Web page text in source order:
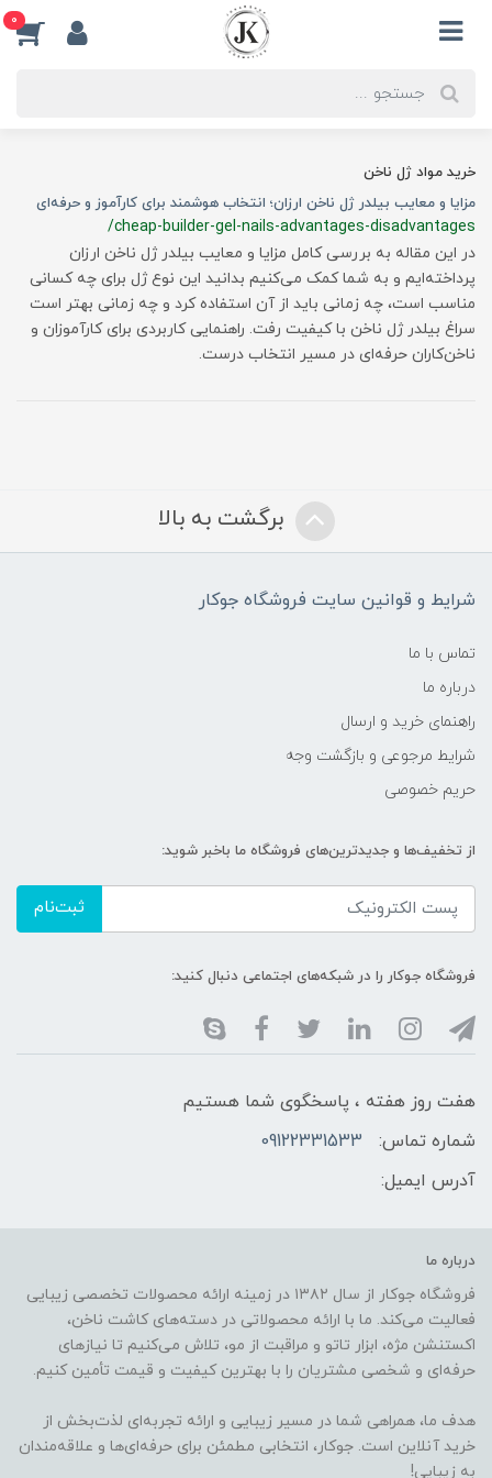
0
خرید مواد ژل ناخن
مزایا و معایب بیلدر ژل ناخن ارزان؛ انتخاب هوشمند برای کارآموز و حرفه‌ای
/cheap-builder-gel-nails-advantages-disadvantages
در این مقاله به بررسی کامل مزایا و معایب بیلدر ژل ناخن ارزان
پرداخته‌ایم و به شما کمک می‌کنیم بدانید این نوع ژل برای چه کسانی
مناسب است، چه زمانی باید از آن استفاده کرد و چه زمانی بهتر است
سراغ بیلدر ژل ناخن با کیفیت رفت. راهنمایی کاربردی برای کارآموزان و
ناخن‌کاران حرفه‌ای در مسیر انتخاب درست.
برگشت به بالا
شرایط و قوانین سایت فروشگاه جوکار
تماس با ما
درباره ما
راهنمای خرید و ارسال
شرایط مرجوعی و بازگشت وجه
حریم خصوصی
از تخفیف‌ها و جدیدترین‌های فروشگاه ما باخبر شوید:
ثبت‌نام
فروشگاه جوکار را در شبکه‌های اجتماعی دنبال کنید:
هفت روز هفته ، پاسخگوی شما هستیم
شماره تماس:
09122331533
آدرس ایمیل:
درباره ما
فروشگاه جوکار از سال ۱۳۸۲ در زمینه ارائه محصولات تخصصی زیبایی
فعالیت می‌کند. ما با ارائه محصولاتی در دسته‌های کاشت ناخن،
اکستنشن مژه، ابزار تاتو و مراقبت از مو، تلاش می‌کنیم تا نیازهای
حرفه‌ای و شخصی مشتریان را با بهترین کیفیت و قیمت تأمین کنیم.
هدف ما، همراهی شما در مسیر زیبایی و ارائه تجربه‌ای لذت‌بخش از
خرید آنلاین است. جوکار، انتخابی مطمئن برای حرفه‌ای‌ها و علاقه‌مندان
به زیبایی!